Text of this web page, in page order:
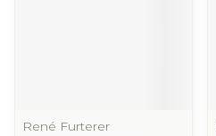
René Furterer